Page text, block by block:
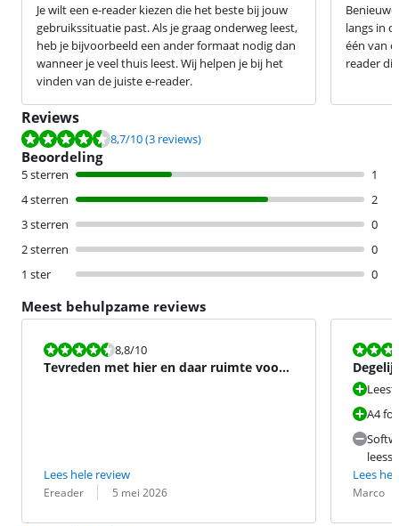
Je wilt een e-reader kiezen die het beste bij jouw
gebruikssituatie past. Als je graag onderweg leest,
heb je bijvoorbeeld een ander formaat nodig dan
wanneer je veel thuis leest. Wij helpen je bij het
vinden van de juiste e-reader.
langs in
één van
reader
Reviews
Beoordeling is 8,7 van de 10, gebaseerd op 3 reviews.
8,7/10(3 reviews)
Beoordeling
5 sterren
1
4 sterren
2
3 sterren
0
2 sterren
0
1 ster
0
Meest behulpzame reviews
Beoordeling is 8,8 van de 10.
8,8/10
Tevreden met hier en daar ruimte voor
Lees hele review
Beoordeling door:
Ereader
Datum: 5 mei 2026
A4Leest
A4
Lees
Marco
Datum: